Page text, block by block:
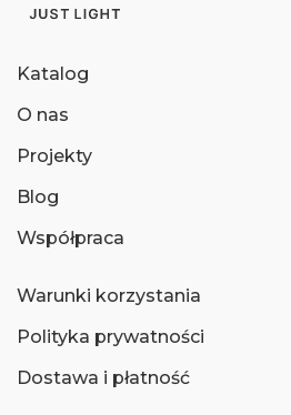
Katalog
O nas
Projekty
Blog
Współpraca
Warunki korzystania
Polityka prywatności
Dostawa i płatność